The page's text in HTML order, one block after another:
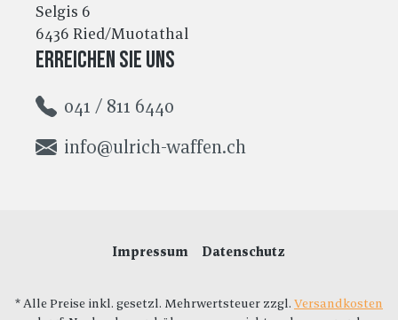
Selgis 6
6436 Ried/Muotathal
Erreichen Sie uns
041 / 811 6440
info@ulrich-waffen.ch
Impressum Datenschutz
* Alle Preise inkl. gesetzl. Mehrwertsteuer zzgl. Versandkosten